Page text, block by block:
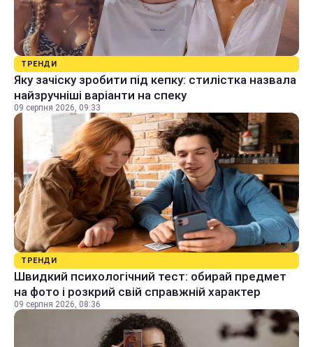
ТРЕНДИ
Яку зачіску зробити під кепку: стилістка назвала
найзручніші варіанти на спеку
09 серпня 2026, 09:33
ТРЕНДИ
Швидкий психологічний тест: обирай предмет
на фото і розкрий свій справжній характер
09 серпня 2026, 08:36